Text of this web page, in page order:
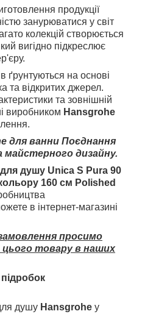
продукції
занурюватися у світ
колекцій створюється
вигідно підкреслює
на основі
та відкритих джерел.
та зовнішній
виробником Hansgrohe
для ванни Поєднання
майстерного дизайну.
душу Unica S Pura 90
160 см Polished
в інтернет-магазині
просимо
товару в наших
душу Hansgrohe у